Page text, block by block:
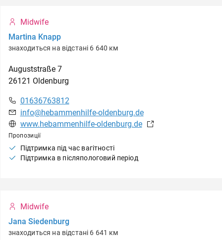
Midwife
Martina Knapp
знаходиться на відстані 6 640 км
Auguststraße 7
26121 Oldenburg
01636763812
info@hebammenhilfe-oldenburg.de
www.hebammenhilfe-oldenburg.de
Пропозиції
Підтримка під час вагітності
Підтримка в післяпологовий період
Midwife
Jana Siedenburg
знаходиться на відстані 6 641 км